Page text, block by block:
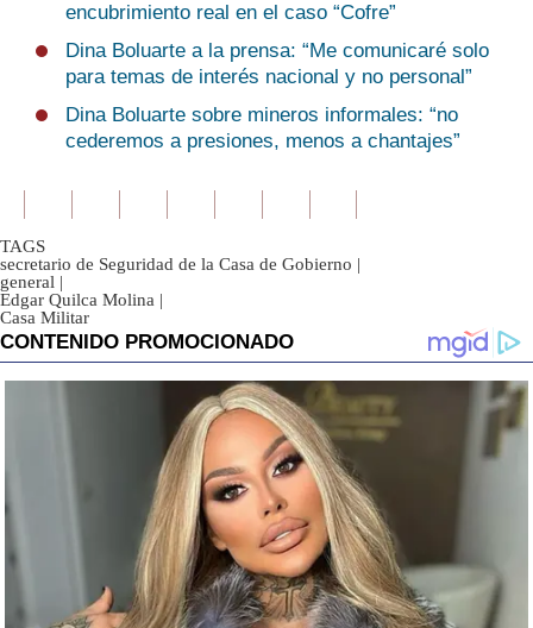
encubrimiento real en el caso “Cofre”
Dina Boluarte a la prensa: “Me comunicaré solo
para temas de interés nacional y no personal”
Dina Boluarte sobre mineros informales: “no
cederemos a presiones, menos a chantajes”
TAGS
secretario de Seguridad de la Casa de Gobierno |
general |
Edgar Quilca Molina |
Casa Militar